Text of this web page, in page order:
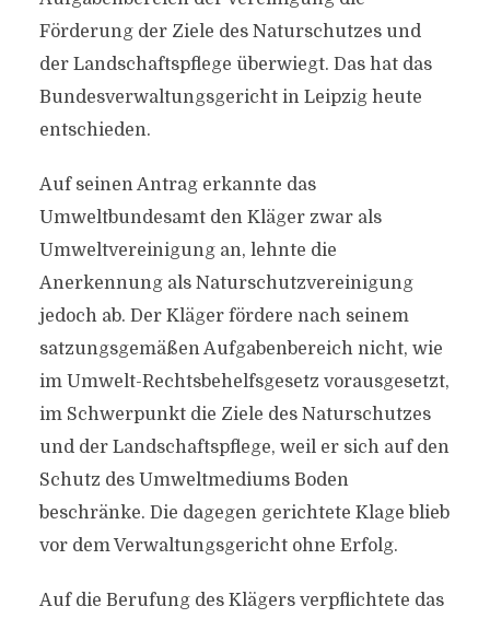
Förderung der Ziele des Naturschutzes und
der Landschaftspflege überwiegt. Das hat das
Bundesverwaltungsgericht in Leipzig heute
entschieden.
Auf seinen Antrag erkannte das
Umweltbundesamt den Kläger zwar als
Umweltvereinigung an, lehnte die
Anerkennung als Naturschutzvereinigung
jedoch ab. Der Kläger fördere nach seinem
satzungsgemäßen Aufgabenbereich nicht, wie
im Umwelt-Rechtsbehelfsgesetz vorausgesetzt,
im Schwerpunkt die Ziele des Naturschutzes
und der Landschaftspflege, weil er sich auf den
Schutz des Umweltmediums Boden
beschränke. Die dagegen gerichtete Klage blieb
vor dem Verwaltungsgericht ohne Erfolg.
Auf die Berufung des Klägers verpflichtete das